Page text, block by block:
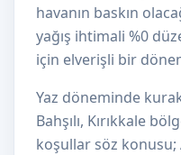
havanın baskın
yağış ihtimali %0
için elverişli bir
Yaz döneminde
Bahşılı, Kırıkkale
koşullar söz konusu;